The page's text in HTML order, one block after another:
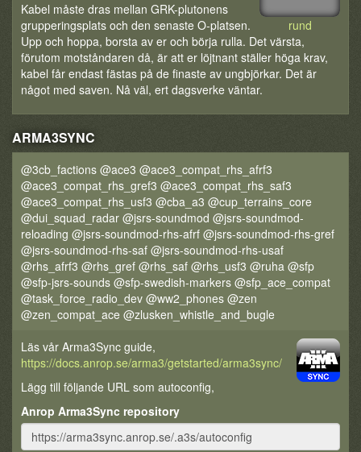
rund
Kabel måste dras mellan GRK-plutonens
grupperingsplats och den senaste O-platsen.
Upp och hoppa, borsta av er och börja rulla. Det värsta,
förutom motståndaren då, är att er löjtnant ställer höga krav,
kabel får endast fästas på de finaste av ungbjörkar. Det är
något med saven. Nå väl, ert dagsverke väntar.
ARMA3SYNC
@3cb_factions @ace3 @ace3_compat_rhs_afrf3
@ace3_compat_rhs_gref3 @ace3_compat_rhs_saf3
@ace3_compat_rhs_usf3 @cba_a3 @cup_terrains_core
@dui_squad_radar @jsrs-soundmod @jsrs-soundmod-
reloading @jsrs-soundmod-rhs-afrf @jsrs-soundmod-rhs-gref
@jsrs-soundmod-rhs-saf @jsrs-soundmod-rhs-usaf
@rhs_afrf3 @rhs_gref @rhs_saf @rhs_usf3 @ruha @sfp
@sfp-jsrs-sounds @sfp-swedish-markers @sfp_ace_compat
@task_force_radio_dev @ww2_phones @zen
@zen_compat_ace @zlusken_whistle_and_bugle
Läs vår Arma3Sync guide,
https://docs.anrop.se/arma3/getstarted/arma3sync/
Lägg till följande URL som autoconfig,
Anrop Arma3Sync repository